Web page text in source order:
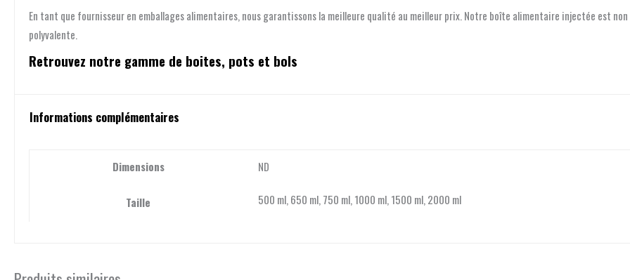
En tant que fournisseur en emballages alimentaires, nous garantissons la meilleure qualité au meilleur prix. Notre boîte alimentaire injectée est
polyvalente.
Retrouvez notre gamme de boites, pots et bols
Informations complémentaires
Dimensions ND
Taille 500 ml, 650 ml, 750 ml, 1000 ml, 1500 ml, 2000 ml